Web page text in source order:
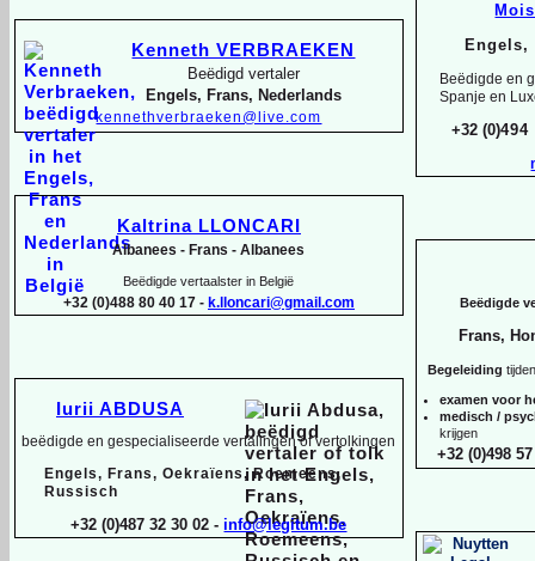
Engels,
Beëdigde en
Spanje en
+32 (0)494
Beëdigde
Frans,
Begeleiding
examen voor
medisch /
krijgen
+32 (0)498
Kenneth VERBRAEKEN
Beëdigd vertaler
Engels, Frans, Nederlands
kennethverbraeken@live.com
Kaltrina LLONCARI
Albanees - Frans - Albanees
Beëdigde vertaalster in België
+32 (0)488 80 40 17 - k.lloncari@gmail.com
Iurii ABDUSA
beëdigde en gespecialiseerde vertalingen of vertolkingen
Engels, Frans, Oekraïens, Roemeens,
Russisch
+32 (0)487 32 30 02 - info@legitum.be